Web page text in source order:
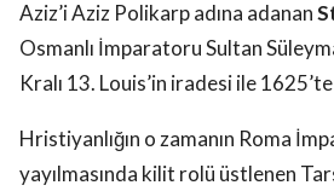
Aziz’i Aziz Polikarp adına adanan
Osmanlı İmparatoru Sultan
Kralı 13. Louis’in iradesi ile
Hristiyanlığın o zamanın Roma
yayılmasında kilit rolü üstlenen